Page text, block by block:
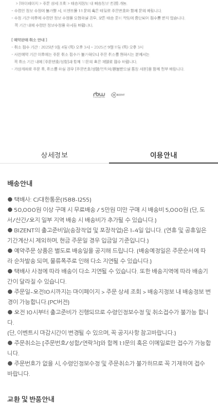
상세정보 이용안내
배송안내
● 택배사: CJ대한통운(1588-1255)
● 50,000원 이상 구매 시 무료배송 / 5만원 미만 구매 시 배송비 5,000원 (단, 도
서/산간/오지 일부 지역 배송 시 배송비가 추가될 수 있습니다.)
● BIZENT의 출고준비일(송장작업 및 포장작업)은 1~4일 입니다. (연휴 및 공휴일은
기간계산시 제외하며, 현금 주문일 경우 입금일 기준입니다.)
● 예약주문 상품은 별도로 배송일을 공지해 드립니다. (배송예정일은 주문순서에 따
라 순차발송 되며, 물류폭주로 인해 다소 지연될 수 있습니다.)
● 택배사 사정에 따라 배송이 다소 지연될 수 있습니다. 또한 배송지역에 따라 배송기
간이 달라질 수 있습니다.
● 주문일~오전10시까지는 마이페이지 > 주문 상세 조회 > 배송지정보 내 배송정보 변
경이 가능합니다.(PC버전)
● 오전 10시부터 출고준비가 진행되므로 수령인정보수정 및 취소접수가 불가능 합니
다.
(단, 이벤트시 마감시간이 변경될 수 있으며, 꼭 공지사항 참고바랍니다.)
● 주문취소는 [주문번호/성함/연락처]와 함께 1:1문의 혹은 이메일로만 접수가 가능합
니다.
● 주문번호가 없을 시, 수령인정보수정 및 주문취소가 불가하므로 꼭 기재하여 접수
바랍니다.
교환 및 반품안내